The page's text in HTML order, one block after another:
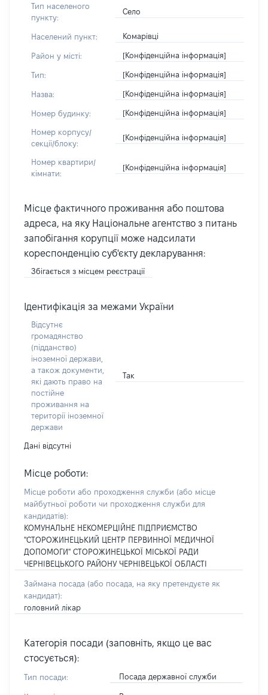
Тип населеного
пункту:
Село
Населений пункт: Комарівці
Район у місті: [Конфіденційна інформація]
Тип: [Конфіденційна інформація]
Назва: [Конфіденційна інформація]
Номер будинку: [Конфіденційна інформація]
Номер корпусу/
секції/блоку:
[Конфіденційна інформація]
Номер квартири/
кімнати:
[Конфіденційна інформація]
Місце фактичного проживання або поштова
адреса, на яку Національне агентство з питань
запобігання корупції може надсилати
кореспонденцію суб'єкту декларування:
Збігається з місцем реєстрації
Ідентифікація за межами України
Відсутнє
громадянство
(підданство)
іноземної держави,
а також документи,
які дають право на
постійне
проживання на
території іноземної
держави
Так
Дані відсутні
Місце роботи:
Місце роботи або проходження служби (або місце
майбутньої роботи чи проходження служби для
кандидатів):
КОМУНАЛЬНЕ НЕКОМЕРЦІЙНЕ ПІДПРИЄМСТВО
"СТОРОЖИНЕЦЬКИЙ ЦЕНТР ПЕРВИННОЇ МЕДИЧНОЇ
ДОПОМОГИ" СТОРОЖИНЕЦЬКОЇ МІСЬКОЇ РАДИ
ЧЕРНІВЕЦЬКОГО РАЙОНУ ЧЕРНІВЕЦЬКОЇ ОБЛАСТІ
Займана посада (або посада, на яку претендуєте як
кандидат):
головний лікар
Категорія посади (заповніть, якщо це вас
стосується):
Тип посади: Посада державної служби